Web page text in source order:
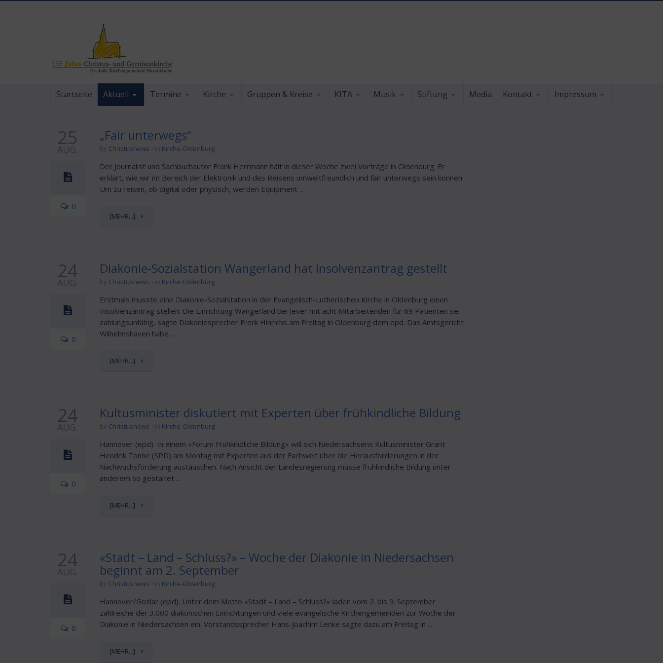
Startseite Aktuell Termine Kirche Gruppen & Kreise KITA Musik Stiftung Media Kontakt Impressum
25
AUG.
0
„Fair unterwegs“
by Christusnews in Kirche-Oldenburg
Der Journalist und Sachbuchautor Frank Herrmann hält in dieser Woche zwei Vorträge in Oldenburg. Er
erklärt, wie wir im Bereich der Elektronik und des Reisens umweltfreundlich und fair unterwegs sein können.
Um zu reisen, ob digital oder physisch, werden Equipment ...
[MEHR...]
24
AUG.
0
Diakonie-Sozialstation Wangerland hat Insolvenzantrag gestellt
by Christusnews in Kirche-Oldenburg
Erstmals musste eine Diakonie-Sozialstation in der Evangelisch-Lutherischen Kirche in Oldenburg einen
Insolvenzantrag stellen. Die Einrichtung Wangerland bei Jever mit acht Mitarbeitenden für 69 Patienten sei
zahlungsunfähig, sagte Diakoniesprecher Frerk Hinrichs am Freitag in Oldenburg dem epd. Das Amtsgericht
Wilhelmshaven habe ...
[MEHR...]
24
AUG.
0
Kultusminister diskutiert mit Experten über frühkindliche Bildung
by Christusnews in Kirche-Oldenburg
Hannover (epd). In einem «Forum Frühkindliche Bildung» will sich Niedersachsens Kultusminister Grant
Hendrik Tonne (SPD) am Montag mit Experten aus der Fachwelt über die Herausforderungen in der
Nachwuchsförderung austauschen. Nach Ansicht der Landesregierung müsse frühkindliche Bildung unter
anderem so gestaltet ...
[MEHR...]
24
AUG.
0
«Stadt – Land – Schluss?» – Woche der Diakonie in Niedersachsen
beginnt am 2. September
by Christusnews in Kirche-Oldenburg
Hannover/Goslar (epd). Unter dem Motto «Stadt – Land – Schluss?» laden vom 2. bis 9. September
zahlreiche der 3.000 diakonischen Einrichtungen und viele evangelische Kirchengemeinden zur Woche der
Diakonie in Niedersachsen ein. Vorstandssprecher Hans-Joachim Lenke sagte dazu am Freitag in ...
[MEHR...]